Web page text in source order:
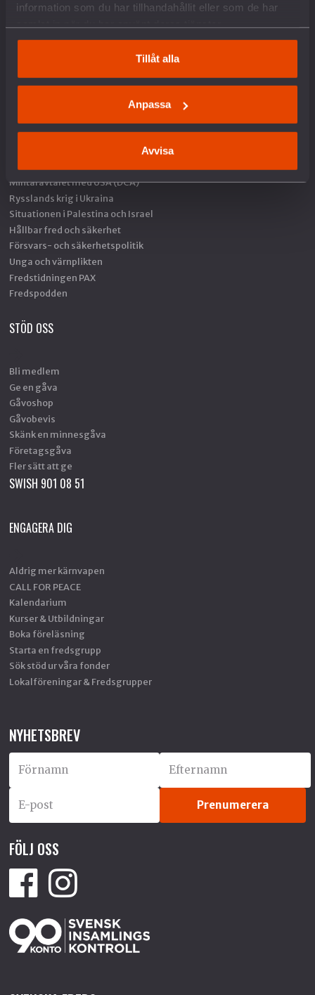
information som du har tillhandahållit eller som de har
Tillåt alla
Anpassa
Avvisa
English
Kontakt
Pressrum
VAD VI GÖR
Arbete mot vapenexport
Sverige och Nato
Militäravtalet med USA (DCA)
Rysslands krig i Ukraina
Situationen i Palestina och Israel
Hållbar fred och säkerhet
Försvars- och säkerhetspolitik
Unga och värnplikten
Fredstidningen PAX
Fredspodden
STÖD OSS
Bli medlem
Ge en gåva
Gåvoshop
Gåvobevis
Skänk en minnesgåva
Företagsgåva
Fler sätt att ge
SWISH 901 08 51
ENGAGERA DIG
Aldrig mer kärnvapen
CALL FOR PEACE
Kalendarium
Kurser & Utbildningar
Boka föreläsning
Starta en fredsgrupp
Sök stöd ur våra fonder
Lokalföreningar & Fredsgrupper
NYHETSBREV
FÖLJ OSS